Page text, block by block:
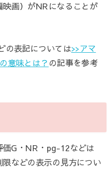
映画）がNRになることが
の表記については>>アマ
意味とは？ の記事を参考
G・NR・pg-12などは
などの表示の見方につい